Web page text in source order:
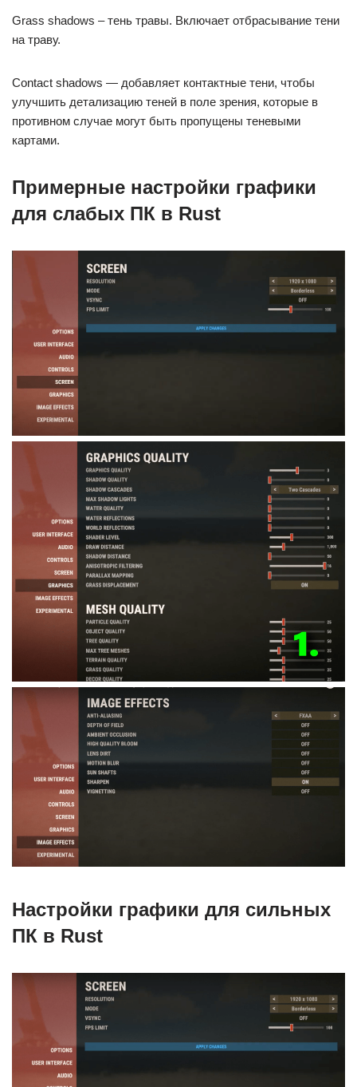
Grass shadows – тень травы. Включает отбрасывание тени
на траву.
Contact shadows — добавляет контактные тени, чтобы
улучшить детализацию теней в поле зрения, которые в
противном случае могут быть пропущены теневыми
картами.
Примерные настройки графики
для слабых ПК в Rust
Настройки графики для сильных
ПК в Rust